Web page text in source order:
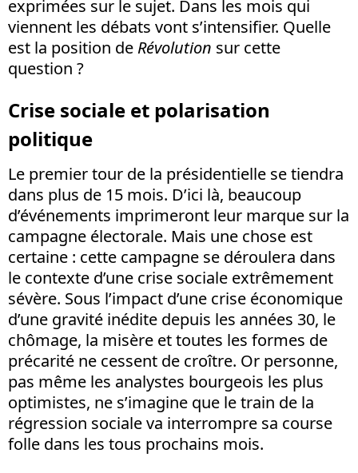
exprimées sur le sujet. Dans les mois qui
viennent les débats vont s’intensifier. Quelle
est la position de Révolution sur cette
question ?
Crise sociale et polarisation
politique
Le premier tour de la présidentielle se tiendra
dans plus de 15 mois. D’ici là, beaucoup
d’événements imprimeront leur marque sur la
campagne électorale. Mais une chose est
certaine : cette campagne se déroulera dans
le contexte d’une crise sociale extrêmement
sévère. Sous l’impact d’une crise économique
d’une gravité inédite depuis les années 30, le
chômage, la misère et toutes les formes de
précarité ne cessent de croître. Or personne,
pas même les analystes bourgeois les plus
optimistes, ne s’imagine que le train de la
régression sociale va interrompre sa course
folle dans les tous prochains mois.